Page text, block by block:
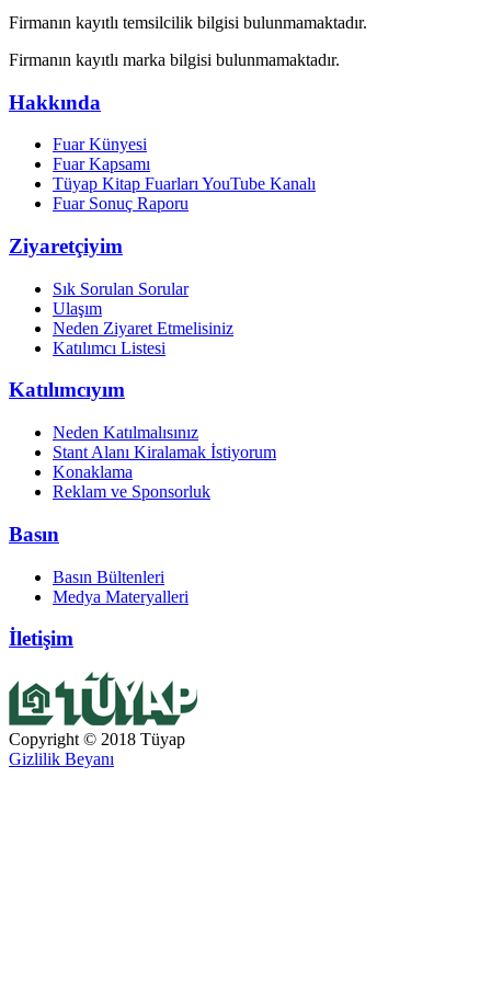
Firmanın kayıtlı temsilcilik bilgisi bulunmamaktadır.
Firmanın kayıtlı marka bilgisi bulunmamaktadır.
Hakkında
Fuar Künyesi
Fuar Kapsamı
Tüyap Kitap Fuarları YouTube Kanalı
Fuar Sonuç Raporu
Ziyaretçiyim
Sık Sorulan Sorular
Ulaşım
Neden Ziyaret Etmelisiniz
Katılımcı Listesi
Katılımcıyım
Neden Katılmalısınız
Stant Alanı Kiralamak İstiyorum
Konaklama
Reklam ve Sponsorluk
Basın
Basın Bültenleri
Medya Materyalleri
İletişim
Copyright © 2018 Tüyap
Gizlilik Beyanı